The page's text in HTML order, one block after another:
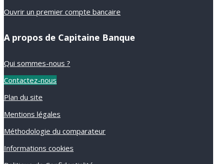
Ouvrir un premier compte bancaire
A propos de Capitaine Banque
Qui sommes-nous ?
Contactez-nous
Plan du site
Mentions légales
Méthodologie du comparateur
Informations cookies